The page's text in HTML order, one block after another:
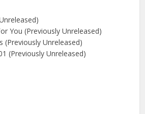
You (Previously Unreleased)
(Previously Unreleased)
(Previously Unreleased)